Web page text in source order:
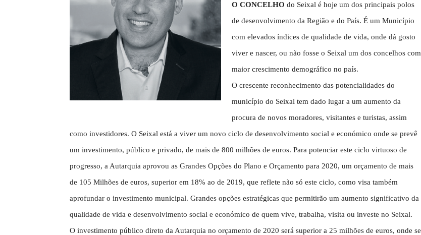
O CONCELHO do Seixal é hoje um dos principais polos
de desenvolvimento da Região e do País. É um Município
com elevados índices de qualidade de vida, onde dá gosto
viver e nascer, ou não fosse o Seixal um dos concelhos com
maior crescimento demográfico no país.
O crescente reconhecimento das potencialidades do
município do Seixal tem dado lugar a um aumento da
procura de novos moradores, visitantes e turistas, assim
como investidores. O Seixal está a viver um novo ciclo de desenvolvimento social e económico onde se prevê
um investimento, público e privado, de mais de 800 milhões de euros. Para potenciar este ciclo virtuoso de
progresso, a Autarquia aprovou as Grandes Opções do Plano e Orçamento para 2020, um orçamento de mais
de 105 Milhões de euros, superior em 18% ao de 2019, que reflete não só este ciclo, como visa também
aprofundar o investimento municipal. Grandes opções estratégicas que permitirão um aumento significativo da
qualidade de vida e desenvolvimento social e económico de quem vive, trabalha, visita ou investe no Seixal.
O investimento público direto da Autarquia no orçamento de 2020 será superior a 25 milhões de euros, onde se